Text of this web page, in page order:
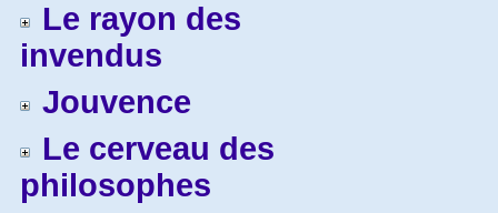
Le rayon des
invendus
Jouvence
Le cerveau des
philosophes